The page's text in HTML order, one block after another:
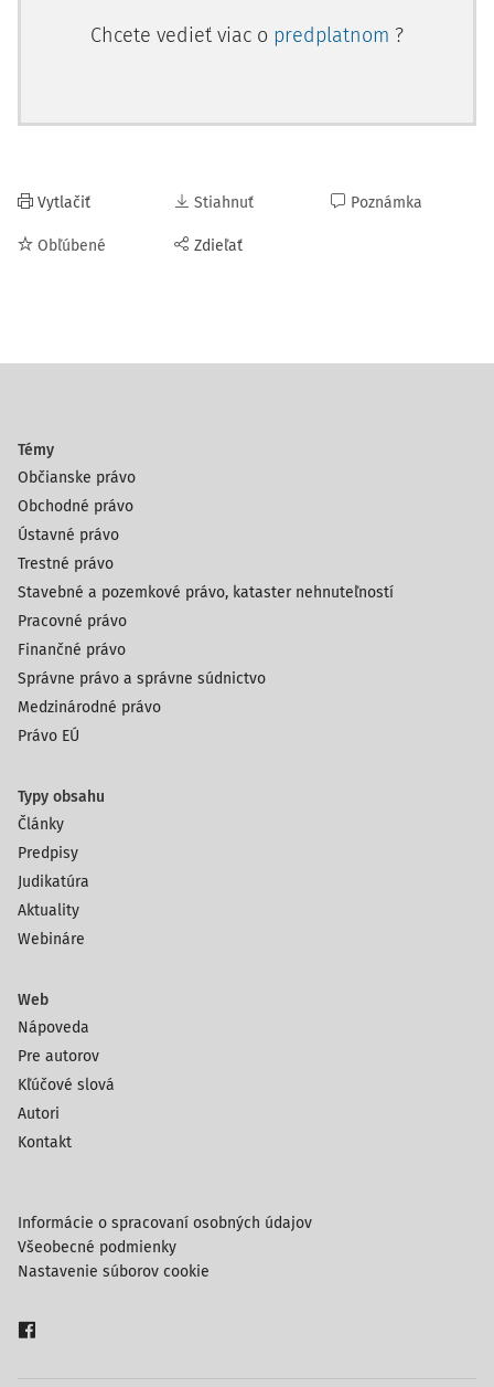
Chcete vedieť viac o predplatnom ?
Vytlačiť
Obľúbené
Stiahnuť
Zdieľať
Poznámka
Témy
Občianske právo
Obchodné právo
Ústavné právo
Trestné právo
Stavebné a pozemkové právo, kataster nehnuteľností
Pracovné právo
Finančné právo
Správne právo a správne súdnictvo
Medzinárodné právo
Právo EÚ
Typy obsahu
Články
Predpisy
Judikatúra
Aktuality
Webináre
Web
Nápoveda
Pre autorov
Kľúčové slová
Autori
Kontakt
Informácie o spracovaní osobných údajov
Všeobecné podmienky
Nastavenie súborov cookie